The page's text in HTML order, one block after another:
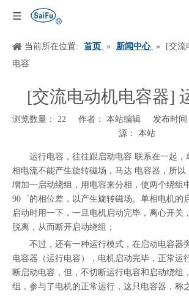
当前所在位置: 首页 » 新闻中心 »
[交流
电容
[交流电动机电容器]
浏览数量： 22 作者： 本站编辑 发布时间
源： 本站
["wechat","weibo","qzone","douban","email"]
运行电容，往往跟启动电容 联系在一起，
相电流不能产生旋转磁场，马达 电容器，所以
增加一启动绕组，用电容来分相，使两个绕组
90゜的相位差，以产生旋转磁场。单相电机的
启动时用一下，一旦电机启动完毕，离心开关
脱离，从而断开启动绕组；
不过，还有一种运行模式，在启动电容器
电容器（运行电容），电机启动完毕，正常运
断启动电容，但，不切断运行电容和启动绕组
组，参与了电机的正常运行，这只电容器，称